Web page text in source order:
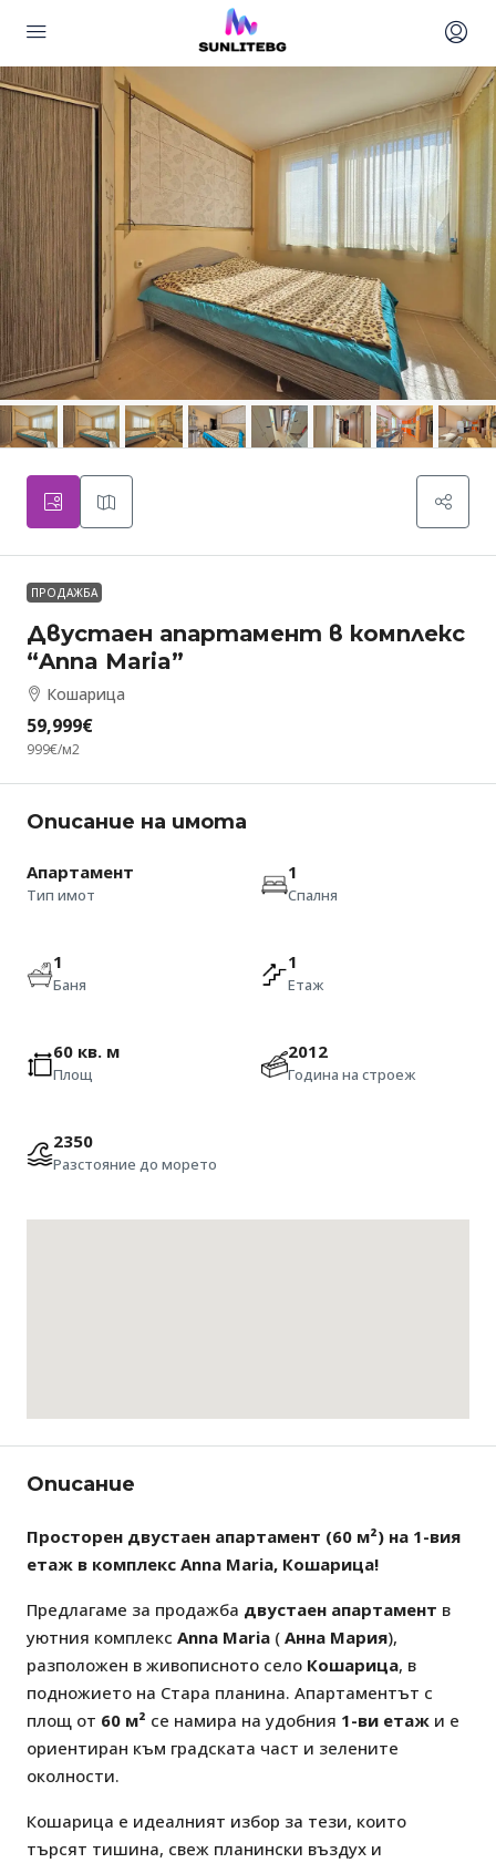
ПРОДАЖБА
Двустаен апартамент в комплекс
“Anna Maria”
Кошарица
59,999€
999€/м2
Описание на имота
Апартамент
Тип имот
1
Спалня
1
Баня
1
Етаж
60 кв. м
Площ
2012
Година на строеж
2350
Разстояние до морето
Описание
Просторен двустаен апартамент (60 м²) на 1-вия
етаж в комплекс Anna Maria, Кошарица!
Предлагаме за продажба двустаен апартамент в
уютния комплекс Anna Maria ( Анна Мария),
разположен в живописното село Кошарица, в
подножието на Стара планина. Апартаментът с
площ от 60 м² се намира на удобния 1-ви етаж и е
ориентиран към градската част и зелените
околности.
Кошарица е идеалният избор за тези, които
търсят тишина, свеж планински въздух и